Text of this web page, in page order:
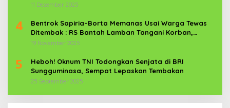
11 Desember 2025
4
Bentrok Sapiria–Borta Memanas Usai Warga Tewas
Ditembak : RS Bantah Lamban Tangani Korban,
Aparat TNI-POLRI Dikerahkan
19 November 2025
5
Heboh! Oknum TNI Todongkan Senjata di BRI
Sungguminasa, Sempat Lepaskan Tembakan
25 September 2025